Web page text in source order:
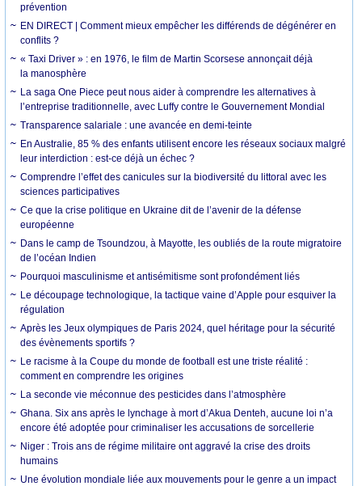
prévention
EN DIRECT | Comment mieux empêcher les différends de dégénérer en
conflits ?
« Taxi Driver » : en 1976, le film de Martin Scorsese annonçait déjà
la manosphère
La saga One Piece peut nous aider à comprendre les alternatives à
l’entreprise traditionnelle, avec Luffy contre le Gouvernement Mondial
Transparence salariale : une avancée en demi-teinte
En Australie, 85 % des enfants utilisent encore les réseaux sociaux malgré
leur interdiction : est-ce déjà un échec ?
Comprendre l’effet des canicules sur la biodiversité du littoral avec les
sciences participatives
Ce que la crise politique en Ukraine dit de l’avenir de la défense
européenne
Dans le camp de Tsoundzou, à Mayotte, les oubliés de la route migratoire
de l’océan Indien
Pourquoi masculinisme et antisémitisme sont profondément liés
Le découpage technologique, la tactique vaine d’Apple pour esquiver la
régulation
Après les Jeux olympiques de Paris 2024, quel héritage pour la sécurité
des évènements sportifs ?
Le racisme à la Coupe du monde de football est une triste réalité :
comment en comprendre les origines
La seconde vie méconnue des pesticides dans l’atmosphère
Ghana. Six ans après le lynchage à mort d’Akua Denteh, aucune loi n’a
encore été adoptée pour criminaliser les accusations de sorcellerie
Niger : Trois ans de régime militaire ont aggravé la crise des droits
humains
Une évolution mondiale liée aux mouvements pour le genre a un impact